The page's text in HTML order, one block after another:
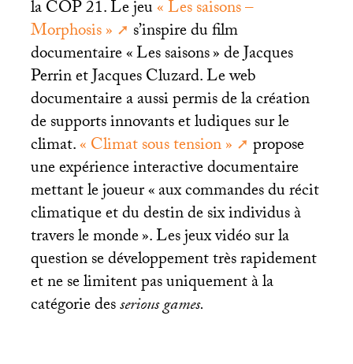
laCOP21. Le jeu«Les saisons –
Morphosis»
s’inspire du film
documentaire «Les saisons» de Jacques
Perrin et Jacques Cluzard. Le web
documentaire a aussi permis de la création
de supports innovants et ludiques sur le
climat.«Climat sous tension»
propose
une expérience interactive documentaire
mettant le joueur «aux commandes du récit
climatique et du destin de six individus à
travers le monde». Les jeux vidéo sur la
question se développement très rapidement
et ne se limitent pas uniquement à la
catégorie desserious games.